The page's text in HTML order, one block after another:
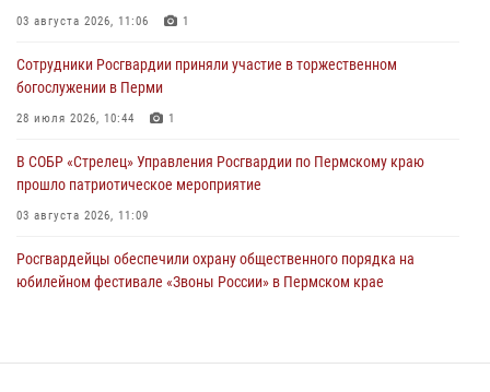
Росгвардейцы оказали силовую поддержку при задержании
28 июля 2026, 06:15
03 августа 2026, 11:06 1
Сотрудники Росгвардии приняли участие в торжественном
богослужении в Перми
28 июля 2026, 10:44 1
В СОБР «Стрелец» Управления Росгвардии по Пермскому краю
прошло патриотическое мероприятие
03 августа 2026, 11:09
Росгвардейцы обеспечили охрану общественного порядка на
юбилейном фестивале «Звоны России» в Пермском крае